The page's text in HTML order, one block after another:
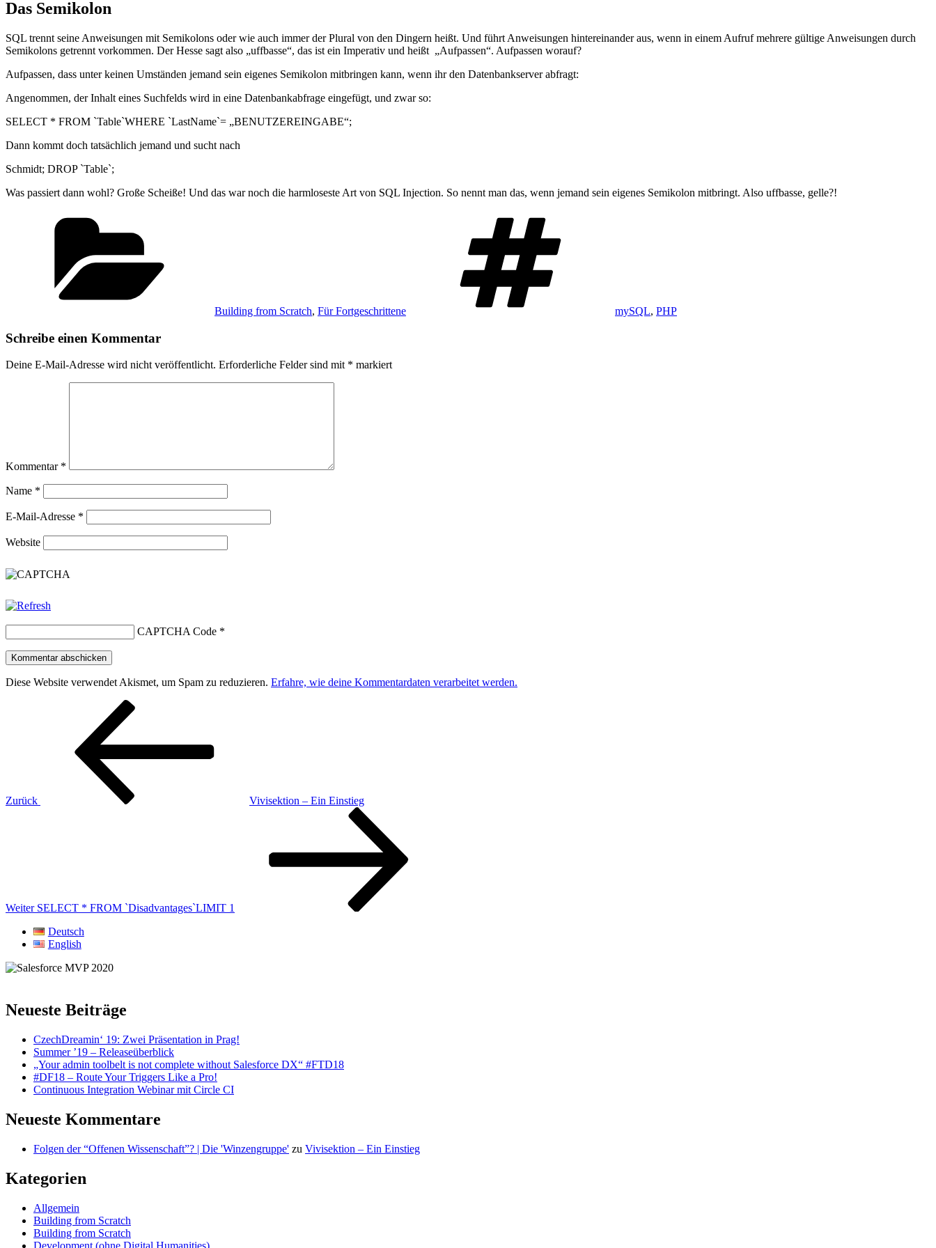
Das Semikolon
SQL trennt seine Anweisungen mit Semikolons oder wie auch immer der Plural von den Dingern heißt. Und führt Anweisungen hintereinander aus, wenn in einem Aufruf mehrere gültige Anweisungen durch
Semikolons getrennt vorkommen. Der Hesse sagt also „uffbasse“, das ist ein Imperativ und heißt „Aufpassen“. Aufpassen worauf?
Aufpassen, dass unter keinen Umständen jemand sein eigenes Semikolon mitbringen kann, wenn ihr den Datenbankserver abfragt:
Angenommen, der Inhalt eines Suchfelds wird in eine Datenbankabfrage eingefügt, und zwar so:
SELECT * FROM `Table`WHERE `LastName`= „BENUTZEREINGABE“;
Dann kommt doch tatsächlich jemand und sucht nach
Schmidt; DROP `Table`;
Was passiert dann wohl? Große Scheiße! Und das war noch die harmloseste Art von SQL Injection. So nennt man das, wenn jemand sein eigenes Semikolon mitbringt. Also uffbasse, gelle?!
Building from Scratch, Für Fortgeschrittene mySQL, PHP
Schreibe einen Kommentar
Deine E-Mail-Adresse wird nicht veröffentlicht. Erforderliche Felder sind mit * markiert
Kommentar *
Name *
E-Mail-Adresse *
Website
CAPTCHA Code *
Diese Website verwendet Akismet, um Spam zu reduzieren. Erfahre, wie deine Kommentardaten verarbeitet werden.
Beitragsnavigation
Zurück
Vivisektion – Ein Einstieg
Weiter SELECT * FROM `Disadvantages`LIMIT 1
Deutsch
English
Neueste Beiträge
CzechDreamin‘ 19: Zwei Präsentation in Prag!
Summer ’19 – Releaseüberblick
„Your admin toolbelt is not complete without Salesforce DX“ #FTD18
#DF18 – Route Your Triggers Like a Pro!
Continuous Integration Webinar mit Circle CI
Neueste Kommentare
Folgen der “Offenen Wissenschaft”? | Die 'Winzengruppe' zu Vivisektion – Ein Einstieg
Kategorien
Allgemein
Building from Scratch
Building from Scratch
Development (ohne Digital Humanities)